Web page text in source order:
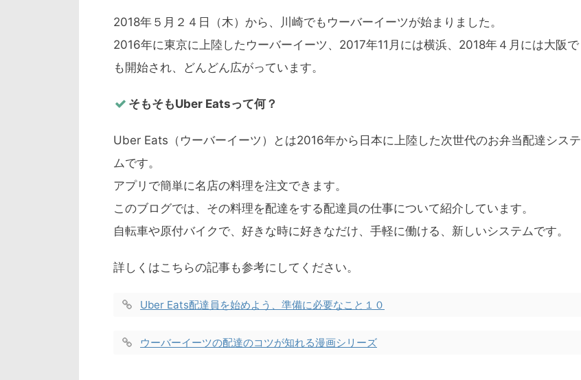
2018年５月２４日（木）から、川崎でもウーバーイーツが始まりました。
2016年に東京に上陸したウーバーイーツ、2017年11月には横浜、2018年４月には大阪で
も開始され、どんどん広がっています。
そもそもUber Eatsって何？
Uber Eats（ウーバーイーツ）とは2016年から日本に上陸した次世代のお弁当配達システ
ムです。
アプリで簡単に名店の料理を注文できます。
このブログでは、その料理を配達をする配達員の仕事について紹介しています。
自転車や原付バイクで、好きな時に好きなだけ、手軽に働ける、新しいシステムです。
詳しくはこちらの記事も参考にしてください。
Uber Eats配達員を始めよう、準備に必要なこと１０
ウーバーイーツの配達のコツが知れる漫画シリーズ